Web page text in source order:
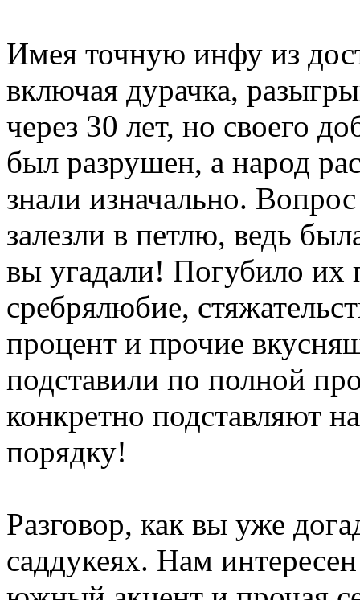
Имея точную инфу из
включая дурачка,
через 30 лет, но своего
был разрушен, а народ
знали изначально.
залезли в петлю, ведь
вы угадали! Погубило
сребрялюбие,
процент и прочие
подставили по полной
конкретно подставляют
порядку!
Разговор, как вы уже
саддукеях. Нам